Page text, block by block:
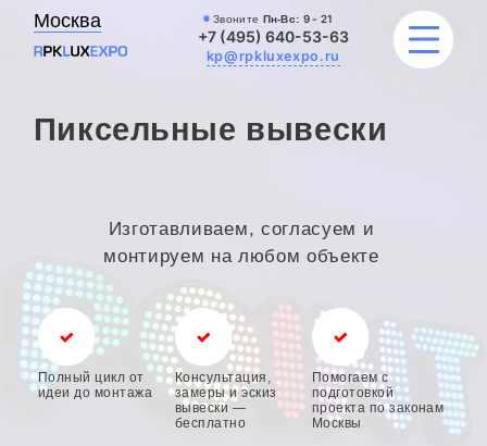
Москва Звоните Пн-Вс: 9 - 21
+7 (495) 640-53-63
kp@rpkluxexpo.ru
УСЛУГИ
ЦЕНЫ
КАТАЛОГ
НАШИ РАБОТЫ
Пиксельные вывески
Изготавливаем, согласуем и
монтируем на любом объекте
Полный цикл от
идеи до монтажа
Консультация,
замеры и эскиз
вывески —
бесплатно
Помогаем с
подготовкой
проекта по законам
Москвы